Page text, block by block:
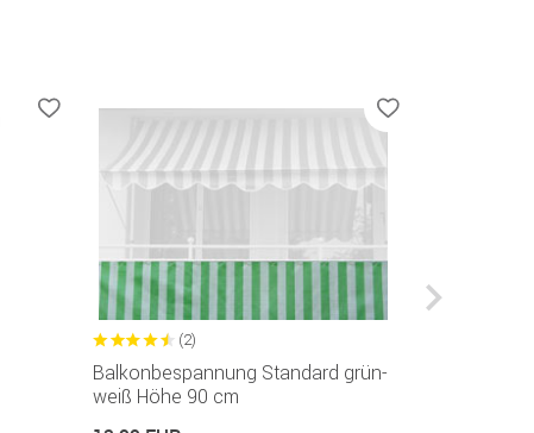
(2)
Balkonbespannung Standard grün-
weiß Höhe 90 cm